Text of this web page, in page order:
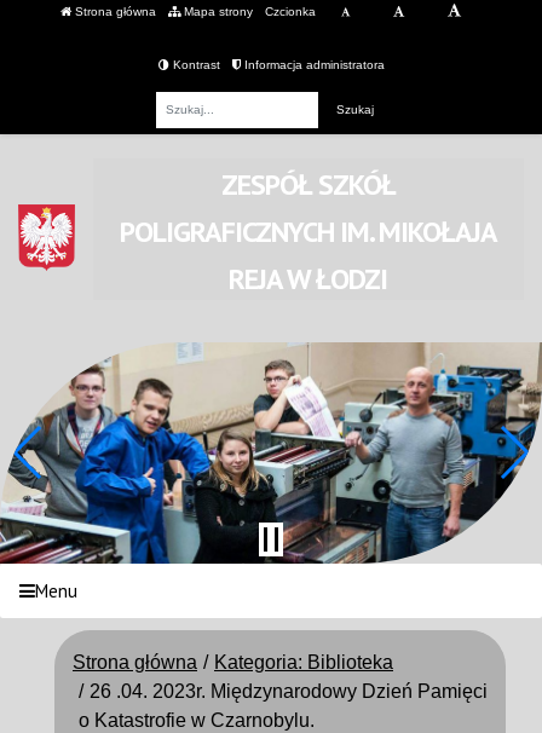
Strona główna Mapa strony Czcionka
Kontrast Informacja administratora
ZESPÓŁ SZKÓŁ
POLIGRAFICZNYCHIM. MIKOŁAJA
REJAW ŁODZI
Menu
Strona główna
Kategoria: Biblioteka
26 .04. 2023r. Międzynarodowy Dzień Pamięci
o Katastrofie w Czarnobylu.